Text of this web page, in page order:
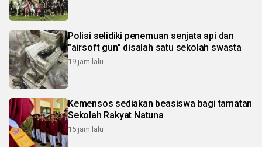
Polisi selidiki penemuan senjata api dan
"airsoft gun" disalah satu sekolah swasta
19 jam lalu
Kemensos sediakan beasiswa bagi tamatan
Sekolah Rakyat Natuna
15 jam lalu